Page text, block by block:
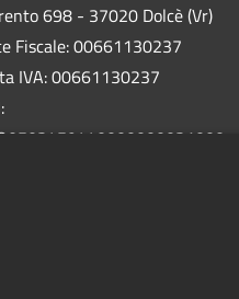
698 - 37020 Dolcè (Vr)
Fiscale: 00661130237
IVA: 00661130237